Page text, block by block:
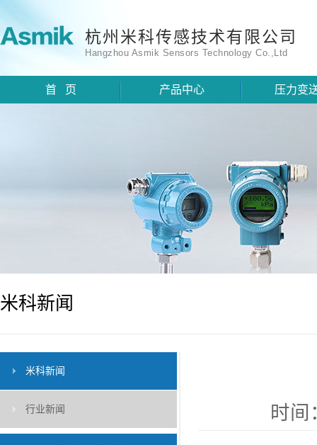
杭州米科传感技术有限公司
Hangzhou Asmik Sensors Technology Co.,Ltd
首 页 产品中心 压力变
米科新闻
米科新闻
行业新闻 时间